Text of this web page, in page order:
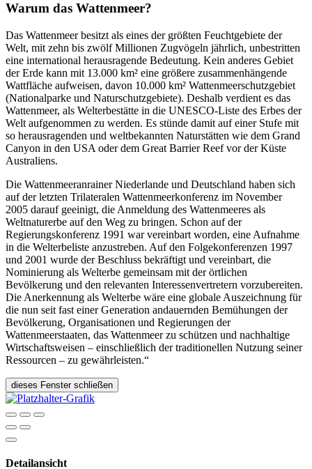
Warum das Wattenmeer?
Das Wattenmeer besitzt als eines der größten Feuchtgebiete der
Welt, mit zehn bis zwölf Millionen Zugvögeln jährlich, unbestritten
eine international herausragende Bedeutung. Kein anderes Gebiet
der Erde kann mit 13.000 km² eine größere zusammenhängende
Wattfläche aufweisen, davon 10.000 km² Wattenmeerschutzgebiet
(Nationalparke und Naturschutzgebiete). Deshalb verdient es das
Wattenmeer, als Welterbestätte in die UNESCO-Liste des Erbes der
Welt aufgenommen zu werden. Es stünde damit auf einer Stufe mit
so herausragenden und weltbekannten Naturstätten wie dem Grand
Canyon in den USA oder dem Great Barrier Reef vor der Küste
Australiens.
Die Wattenmeeranrainer Niederlande und Deutschland haben sich
auf der letzten Trilateralen Wattenmeerkonferenz im November
2005 darauf geeinigt, die Anmeldung des Wattenmeeres als
Weltnaturerbe auf den Weg zu bringen. Schon auf der
Regierungskonferenz 1991 war vereinbart worden, eine Aufnahme
in die Welterbeliste anzustreben. Auf den Folgekonferenzen 1997
und 2001 wurde der Beschluss bekräftigt und vereinbart, die
Nominierung als Welterbe gemeinsam mit der örtlichen
Bevölkerung und den relevanten Interessenvertretern vorzubereiten.
Die Anerkennung als Welterbe wäre eine globale Auszeichnung für
die nun seit fast einer Generation andauernden Bemühungen der
Bevölkerung, Organisationen und Regierungen der
Wattenmeerstaaten, das Wattenmeer zu schützen und nachhaltige
Wirtschaftsweisen – einschließlich der traditionellen Nutzung seiner
Ressourcen – zu gewährleisten.“
dieses Fenster schließen
Detailansicht